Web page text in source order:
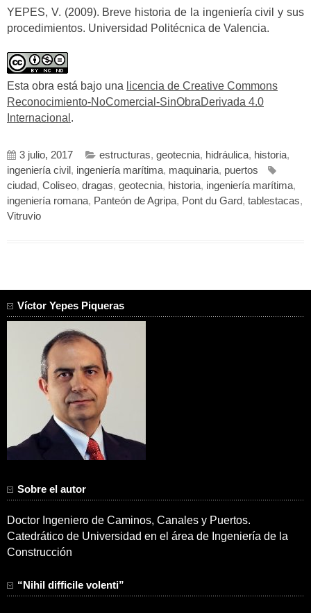
YEPES, V. (2009). Breve historia de la ingeniería civil y sus
procedimientos. Universidad Politécnica de Valencia.
Esta obra está bajo una licencia de Creative Commons
Reconocimiento-NoComercial-SinObraDerivada 4.0
Internacional .
3 julio, 2017 estructuras, geotecnia, hidráulica, historia,
ingeniería civil , ingeniería marítima, maquinaria, puertos
ciudad, Coliseo, dragas, geotecnia, historia, ingeniería marítima,
ingeniería romana, Panteón de Agripa, Pont du Gard, tablestacas,
Vitruvio
Víctor Yepes Piqueras
Sobre el autor
Doctor Ingeniero de Caminos, Canales y Puertos.
Catedrático de Universidad en el área de Ingeniería de la
Construcción
“Nihil difficile volenti”